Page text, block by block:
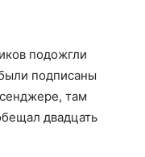
подожгли
подписаны
там
двадцать